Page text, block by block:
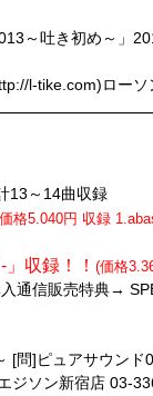
～吐き初め～」
l-tike.com)ローソ
13～14曲収録
格5.040円 収録
収録！！ (価格
通信販売特典→
[問]ピュアサウンド
ジソン新宿店 03-